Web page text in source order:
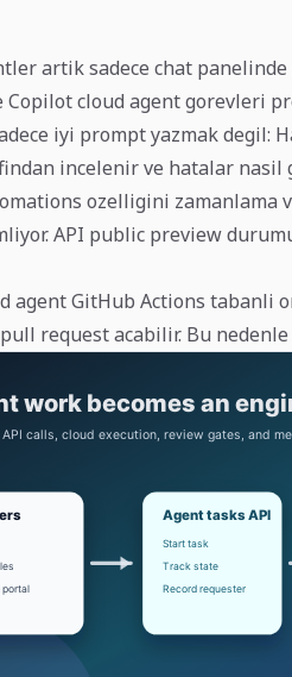
artik sadece chat
Copilot cloud agent gorevleri
iyi prompt yazmak degil:
incelenir ve hatalar nasil
ozelligini zamanlama
API public preview
agent GitHub Actions tabanli
request acabilir. Bu